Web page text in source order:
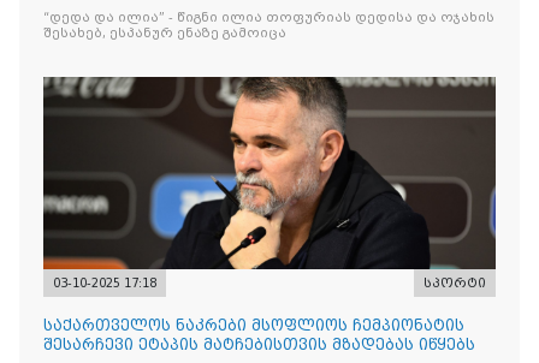
“დედა და ილია” - წიგნი ილია თოფურიას დედისა და ოჯახის
შესახებ, ესპანურ ენაზე გამოიცა
03-10-2025 17:18 სპორტი
საქართველოს ნაკრები მსოფლიოს ჩემპიონატის
შესარჩევი ეტაპის მატჩებისთვის მზადებას იწყებს